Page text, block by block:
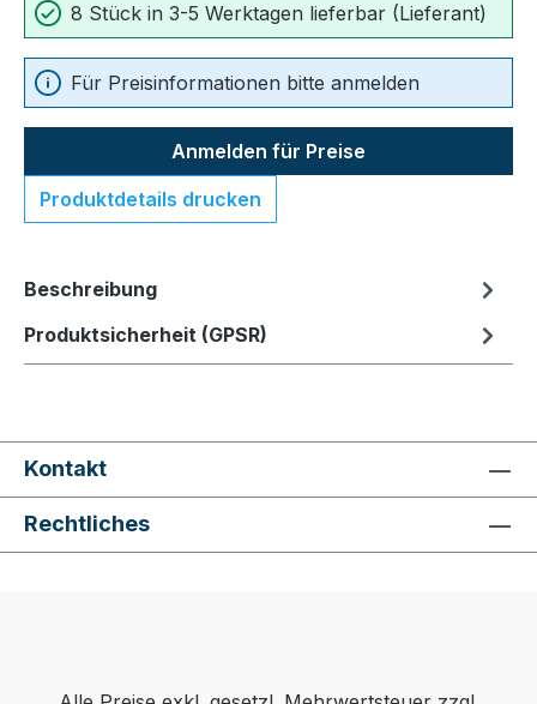
8 Stück in 3-5 Werktagen lieferbar (Lieferant)
Für Preisinformationen bitte anmelden
Anmelden für Preise
Produktdetails drucken
Beschreibung
Produktsicherheit (GPSR)
Kontakt
Rechtliches